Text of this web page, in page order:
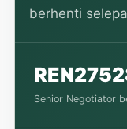
berhenti
Senior Negotiator